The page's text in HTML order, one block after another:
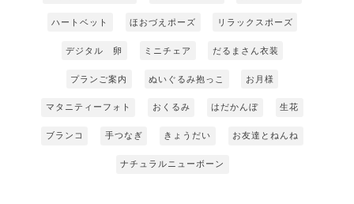
ハートベット ほおづえポーズ リラックスポーズ
デジタル 卵 ミニチェア だるまさん衣装
プランご案内 ぬいぐるみ抱っこ お月様
マタニティーフォト おくるみ はだかんぼ 生花
ブランコ 手つなぎ きょうだい お友達とねんね
ナチュラルニューボーン